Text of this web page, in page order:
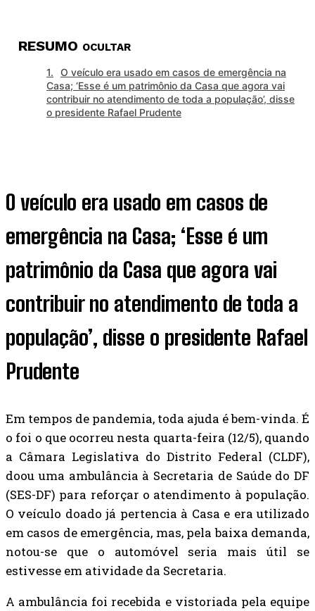
RESUMO OCULTAR
O veículo era usado em casos de emergência na
Casa; ‘Esse é um patrimônio da Casa que agora vai
contribuir no atendimento de toda a população’, disse
o presidente Rafael Prudente
O veículo era usado em casos de
emergência na Casa; ‘Esse é um
patrimônio da Casa que agora vai
contribuir no atendimento de toda a
população’, disse o presidente Rafael
Prudente
Em tempos de pandemia, toda ajuda é bem-vinda. É
o foi o que ocorreu nesta quarta-feira (12/5), quando
a Câmara Legislativa do Distrito Federal (CLDF),
doou uma ambulância à Secretaria de Saúde do DF
(SES-DF) para reforçar o atendimento à população.
O veículo doado já pertencia à Casa e era utilizado
em casos de emergência, mas, pela baixa demanda,
notou-se que o automóvel seria mais útil se
estivesse em atividade da Secretaria.
A ambulância foi recebida e vistoriada pela equipe